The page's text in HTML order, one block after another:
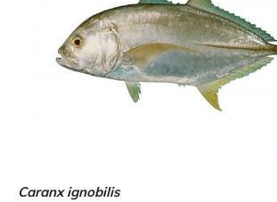
Caranx ignobilis